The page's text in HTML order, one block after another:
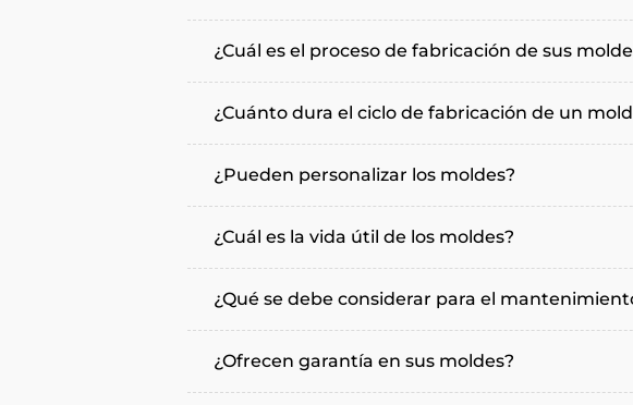
¿Cuál es el proceso de fabricación de sus
¿Cuánto dura el ciclo de fabricación de un
¿Pueden personalizar los moldes?
¿Cuál es la vida útil de los moldes?
¿Qué se debe considerar para el
¿Ofrecen garantía en sus moldes?